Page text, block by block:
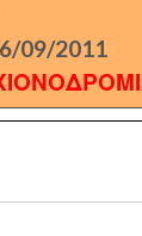
09/2011